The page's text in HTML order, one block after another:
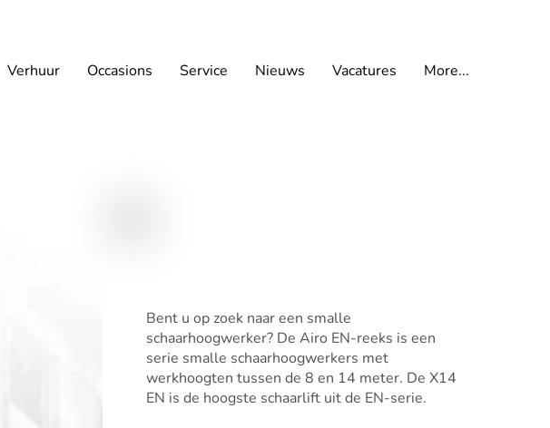
Verhuur Occasions Service Nieuws Vacatures More...
Bent u op zoek naar een smalle
schaarhoogwerker? De Airo EN-reeks is een
serie smalle schaarhoogwerkers met
werkhoogten tussen de 8 en 14 meter. De X14
EN is de hoogste schaarlift uit de EN-serie.